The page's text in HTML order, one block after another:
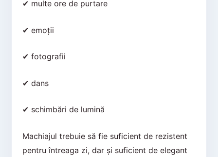
✔ multe ore de purtare
✔ emoții
✔ fotografii
✔ dans
✔ schimbări de lumină
Machiajul trebuie să fie suficient de rezistent
pentru întreaga zi, dar și suficient de elegant